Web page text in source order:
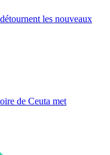
les nouveaux
de Ceuta met